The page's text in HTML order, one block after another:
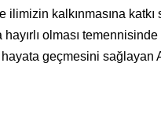
kalkınmasına katkı
olması
geçmesini sağlayan